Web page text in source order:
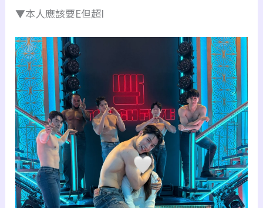
▼本人應該要E但超I